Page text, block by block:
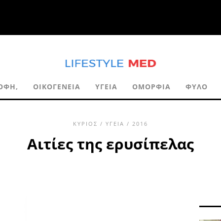
ΟΙΚΟΓΈΝΕΙΑ ΥΓΕΊΑ ΟΜΟΡΦΙΆ ΦΎΛΟ
ΚΎΡΙΟΣ / ΥΓΕΊΑ / 2016
Αιτίες της ερυσίπελας